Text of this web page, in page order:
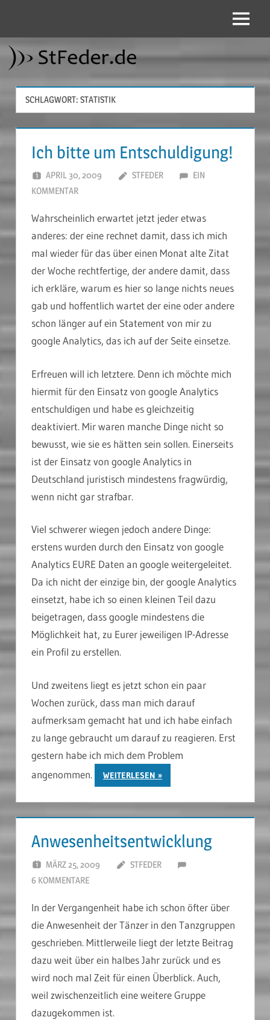
springen
Menü
SCHLAGWORT: STATISTIK
Ich bitte um Entschuldigung!
APRIL 30, 2009 STFEDER
EIN
KOMMENTAR
Wahrscheinlich erwartet jetzt jeder etwas
anderes: der eine rechnet damit, dass ich mich
mal wieder für das über einen Monat alte Zitat
der Woche rechtfertige, der andere damit, dass
ich erkläre, warum es hier so lange nichts neues
gab und hoffentlich wartet der eine oder andere
schon länger auf ein Statement von mir zu
google Analytics, das ich auf der Seite einsetze.
Erfreuen will ich letztere. Denn ich möchte mich
hiermit für den Einsatz von google Analytics
entschuldigen und habe es gleichzeitig
deaktiviert. Mir waren manche Dinge nicht so
bewusst, wie sie es hätten sein sollen. Einerseits
ist der Einsatz von google Analytics in
Deutschland juristisch mindestens fragwürdig,
wenn nicht gar strafbar.
Viel schwerer wiegen jedoch andere Dinge:
erstens wurden durch den Einsatz von google
Analytics EURE Daten an google weitergeleitet.
Da ich nicht der einzige bin, der google Analytics
einsetzt, habe ich so einen kleinen Teil dazu
beigetragen, dass google mindestens die
Möglichkeit hat, zu Eurer jeweiligen IP-Adresse
ein Profil zu erstellen.
Und zweitens liegt es jetzt schon ein paar
Wochen zurück, dass man mich darauf
aufmerksam gemacht hat und ich habe einfach
zu lange gebraucht um darauf zu reagieren. Erst
gestern habe ich mich dem Problem
angenommen.
WEITERLESEN
Anwesenheitsentwicklung
MÄRZ 25, 2009
STFEDER
6 KOMMENTARE
In der Vergangenheit habe ich schon öfter über
die Anwesenheit der Tänzer in den Tanzgruppen
geschrieben. Mittlerweile liegt der letzte Beitrag
dazu weit über ein halbes Jahr zurück und es
wird noch mal Zeit für einen Überblick. Auch,
weil zwischenzeitlich eine weitere Gruppe
dazugekommen ist.